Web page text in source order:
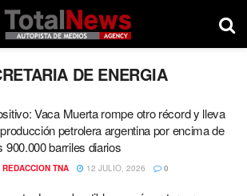
DE ENERGIA
Vaca Muerta rompe otro récord y lleva
petrolera argentina por encima de
900.000 barriles diarios
REDACCION TNA 12 JULIO, 2026 0